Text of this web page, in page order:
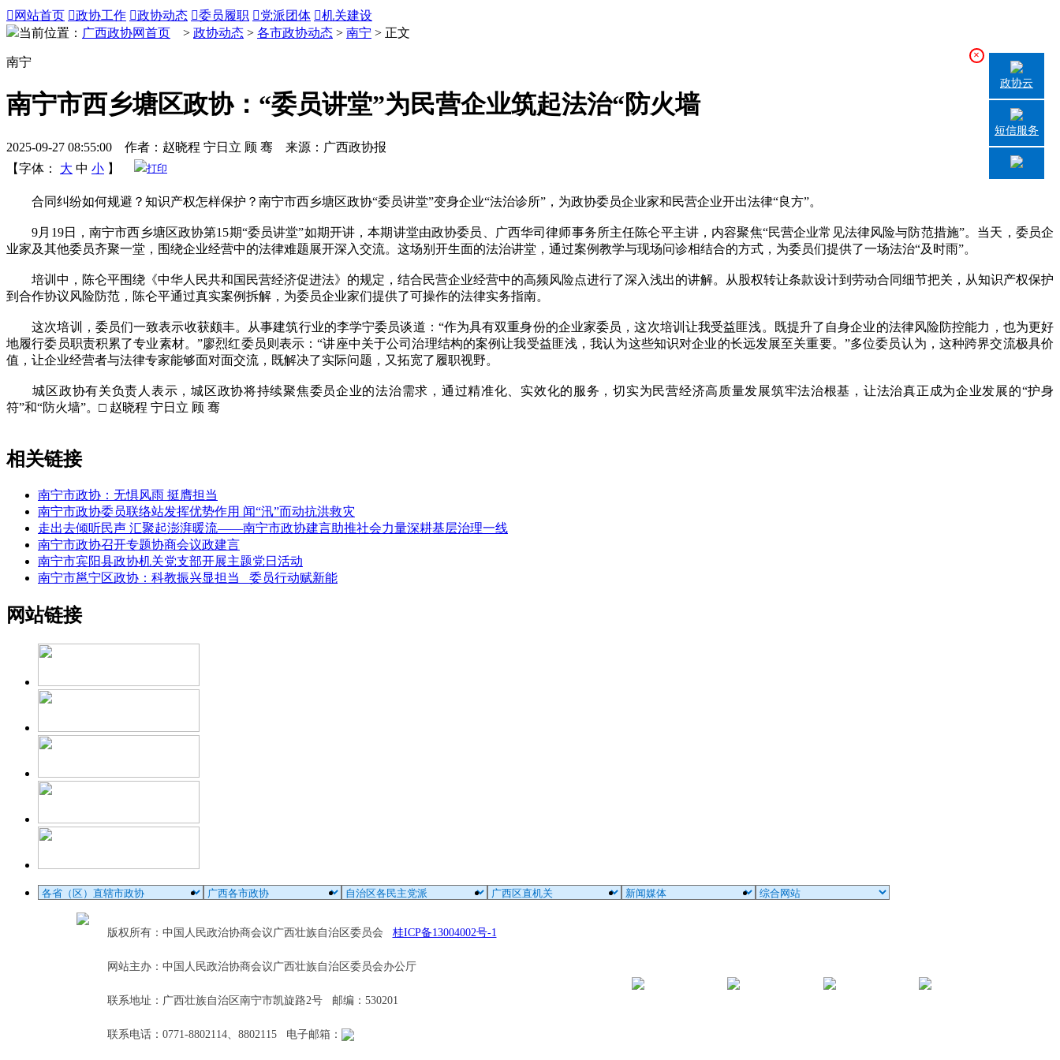
 网站首页 政协工作 政协动态 委员履职 党派团体 机关建设
当前位置： 广西政协网首页 > 政协动态 > 各市政协动态 > 南宁 > 正文
南宁
南宁市西乡塘区政协：“委员讲堂”为民营企业筑起法治“防火墙
2025-09-27 08:55:00 作者：赵晓程 宁日立 顾 骞 来源：广西政协报
【字体：
大 中 小 】 打印
合同纠纷如何规避？知识产权怎样保护？南宁市西乡塘区政协“委员讲堂”变身企业“法治诊所”，为政协委员企业家和民营企业开出法律“良方”。
9月19日，南宁市西乡塘区政协第15期“委员讲堂”如期开讲，本期讲堂由政协委员、广西华司律师事务所主任陈仑平主讲，内容聚焦“民营企业常见法律风险与防范措施”。当天，委员企
业家及其他委员齐聚一堂，围绕企业经营中的法律难题展开深入交流。这场别开生面的法治讲堂，通过案例教学与现场问诊相结合的方式，为委员们提供了一场法治“及时雨”。
培训中，陈仑平围绕《中华人民共和国民营经济促进法》的规定，结合民营企业经营中的高频风险点进行了深入浅出的讲解。从股权转让条款设计到劳动合同细节把关，从知识产权保护
到合作协议风险防范，陈仑平通过真实案例拆解，为委员企业家们提供了可操作的法律实务指南。
这次培训，委员们一致表示收获颇丰。从事建筑行业的李学宁委员谈道：“作为具有双重身份的企业家委员，这次培训让我受益匪浅。既提升了自身企业的法律风险防控能力，也为更好
地履行委员职责积累了专业素材。”廖烈红委员则表示：“讲座中关于公司治理结构的案例让我受益匪浅，我认为这些知识对企业的长远发展至关重要。”多位委员认为，这种跨界交流极具价
值，让企业经营者与法律专家能够面对面交流，既解决了实际问题，又拓宽了履职视野。
城区政协有关负责人表示，城区政协将持续聚焦委员企业的法治需求，通过精准化、实效化的服务，切实为民营经济高质量发展筑牢法治根基，让法治真正成为企业发展的“护身
符”和“防火墙”。□ 赵晓程 宁日立 顾 骞
相关链接
南宁市政协：无惧风雨 挺膺担当
南宁市政协委员联络站发挥优势作用 闻“汛”而动抗洪救灾
走出去倾听民声 汇聚起澎湃暖流——南宁市政协建言助推社会力量深耕基层治理一线
南宁市政协召开专题协商会议政建言
南宁市宾阳县政协机关党支部开展主题党日活动
南宁市邕宁区政协：科教振兴显担当 委员行动赋新能
网站链接
版权所有：中国人民政治协商会议广西壮族自治区委员会 桂ICP备13004002号-1
网站主办：中国人民政治协商会议广西壮族自治区委员会办公厅
联系地址：广西壮族自治区南宁市凯旋路2号 邮编：530201
联系电话：0771-8802114、8802115 电子邮箱：
×
政协云
短信服务